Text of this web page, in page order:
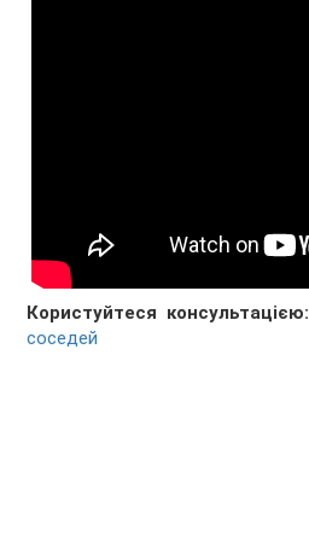
Користуйтеся консультацією:
соседей